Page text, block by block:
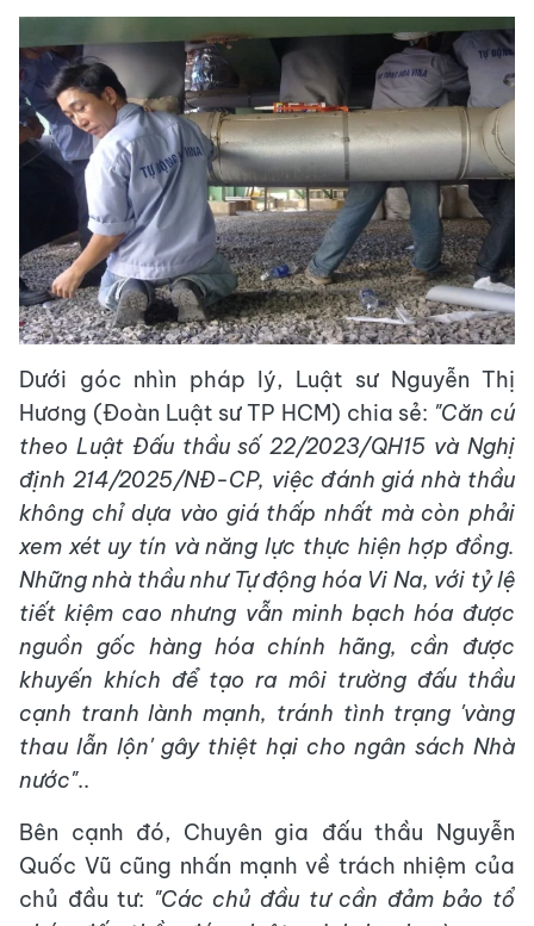
Dưới góc nhìn pháp lý, Luật sư Nguyễn Thị
Hương (Đoàn Luật sư TP HCM) chia sẻ: "Căn cứ
theo Luật Đấu thầu số 22/2023/QH15 và Nghị
định 214/2025/NĐ-CP, việc đánh giá nhà thầu
không chỉ dựa vào giá thấp nhất mà còn phải
xem xét uy tín và năng lực thực hiện hợp đồng.
Những nhà thầu như Tự động hóa Vi Na, với tỷ lệ
tiết kiệm cao nhưng vẫn minh bạch hóa được
nguồn gốc hàng hóa chính hãng, cần được
khuyến khích để tạo ra môi trường đấu thầu
cạnh tranh lành mạnh, tránh tình trạng 'vàng
thau lẫn lộn' gây thiệt hại cho ngân sách Nhà
nước"..
Bên cạnh đó, Chuyên gia đấu thầu Nguyễn
Quốc Vũ cũng nhấn mạnh về trách nhiệm của
chủ đầu tư: "Các chủ đầu tư cần đảm bảo tổ